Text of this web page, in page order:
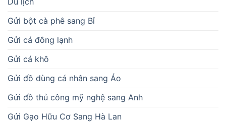
Gửi bột cà phê sang Bỉ
Gửi cá đông lạnh
Gửi cá khô
Gửi đồ dùng cá nhân sang Áo
Gửi đồ thủ công mỹ nghệ sang Anh
Gửi Gạo Hữu Cơ Sang Hà Lan